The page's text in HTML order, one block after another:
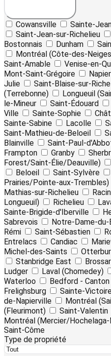
Cowansville Sainte-
Saint-Jean-sur-Richelieu
Bostonnais
Dunham
Montréal (Côte-des-
Saint-Amable
Venise-en-
Mont-Saint-Grégoire
Julie
Saint-Blaise-sur-
(Terrebonne)
Longueuil
le-Mineur
Saint-Édouard
Ville
Sainte-Sophie
Sainte-Sabine
Lacolle
Saint-Mathieu-de-Beloeil
Blainville
Saint-Paul-
Frampton
Granby
Forest/Saint-Élie/Deauville)
Beloeil
Saint-Sylvère
Prairies/Pointe-aux-Trembles)
Mathias-sur-Richelieu
Longueuil)
Richelieu
Sainte-Brigide-d'Iberville
Sabrevois
Notre-Dame-du-
Rémi
Saint-Sébastien
Entrelacs
Candiac
Michel-des-Saints
Stanbridge East
Ludger
Laval (Chomedey)
Waterloo
Bedford - Canton
Frelighsburg
Sainte-
de-Napierville
Montréal
(Fleurimont)
Saint-Valentin
Montréal (Mercier/Hochelaga-
Saint-Côme
Type de propriété